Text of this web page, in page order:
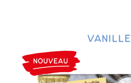
Vanille